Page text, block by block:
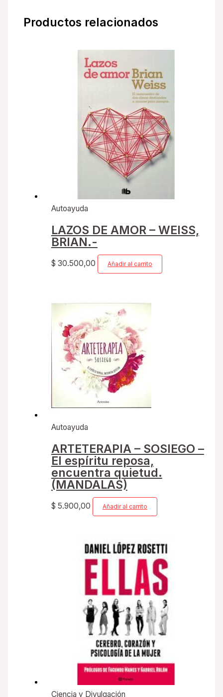
Productos relacionados
Autoayuda
LAZOS DE AMOR – WEISS,
BRIAN.-
$ 30.500,00 Añadir al carrito
Autoayuda
ARTETERAPIA – SOSIEGO –
El espíritu reposa,
encuentra quietud.
(MANDALAS)
$ 5.900,00 Añadir al carrito
Ciencia y Divulgación